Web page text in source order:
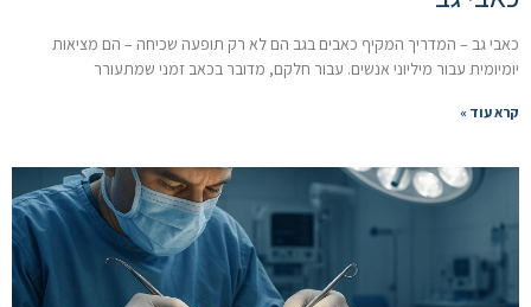
כאבי גב – המדריך המקיף כאבים בגב הם לא רק תופעה שכיחה – הם מציאות
יומיומית עבור מיליוני אנשים. עבור חלקם, מדובר בכאב זמני שמתעורר
קרא עוד »